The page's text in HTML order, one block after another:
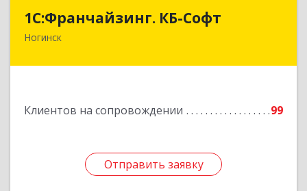
1С:Франчайзинг. КБ-Софт
Ногинск
Клиентов на сопровождении 99
Отправить заявку
1С:Франчайзинг. КБ-Софт
142400, Московская обл, г.о Богородский,
Подробнее
Отправить заявку